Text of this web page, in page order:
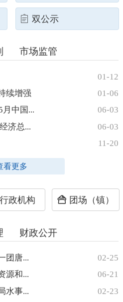
双公示
市场监管
01-12
续增强
01-06
月中国...
06-03
济总...
06-03
11-20
看更多
行政机构 团场（镇）
财政公开
团唐...
02-25
源和...
06-21
水事...
02-23